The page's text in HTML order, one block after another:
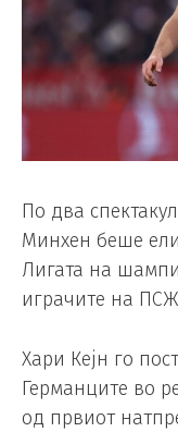
По два
Минхен беше
Лигата на
играчите на
Хари Кејн го
Германците во
од првиот